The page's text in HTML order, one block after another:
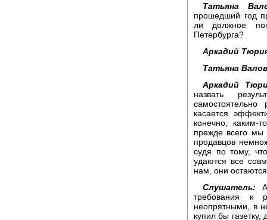
Татьяна
прошедший год
ли должное
Петербурга?
Аркадий
Татьяна
Аркадий
назвать
касается
конечно, каким-
прежде всего мы
продавцов
судя по тому,
удаются все
нам, они
Слушатель:
требования к
неопрятными, в
купил бы газетку,